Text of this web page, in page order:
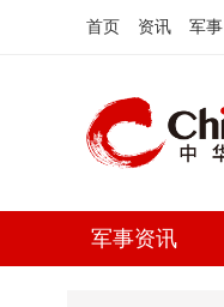
首页 资讯 军事
军事资讯